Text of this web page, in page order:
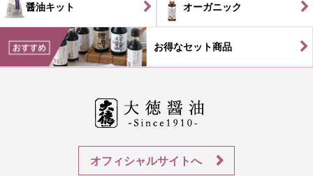
醤油キット オーガニック
お得なセット商品
オフィシャルサイトへ